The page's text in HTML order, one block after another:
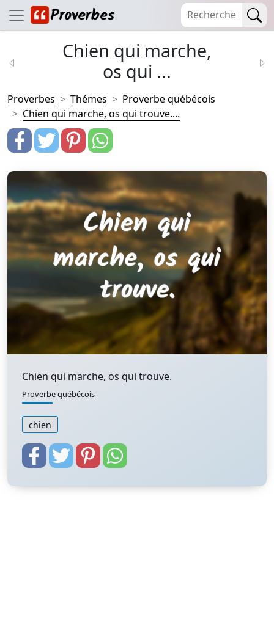
Chien qui marche,
os qui ...
Proverbes Thémes
Proverbe québécois
Chien qui marche, os qui trouve....
Chien qui marche, os qui trouve.
Proverbe québécois
chien